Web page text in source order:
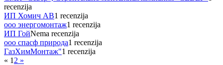
recenzija
ИП Хомич АВ1 recenzija
ооо энергомонтаж1 recenzija
ИП ГойNema recenzija
ооо спасф природа1 recenzija
ГазХимМонтаж"1 recenzija
« 1 2 »